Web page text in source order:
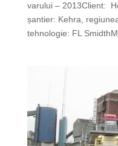
varului – 2013Client:
șantier: Kehra,
tehnologie: FL